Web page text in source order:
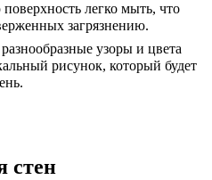
поверхность легко мыть, что
загрязнению.
разнообразные узоры и цвета
рисунок, который будет
стен